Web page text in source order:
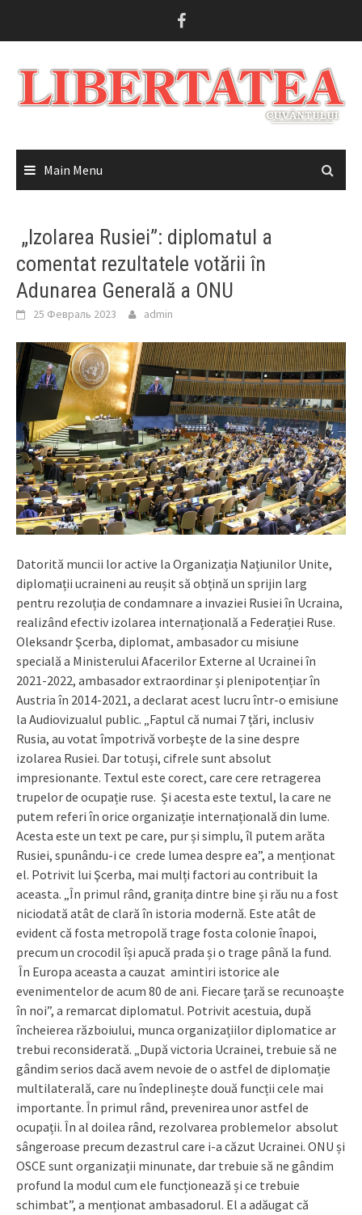
Main Menu
„Izolarea Rusiei”: diplomatul a
comentat rezultatele votării în
Adunarea Generală a ONU
25 Февраль 2023 admin
Datorită muncii lor active la Organizația Națiunilor Unite,
diplomații ucraineni au reușit să obțină un sprijin larg
pentru rezoluția de condamnare a invaziei Rusiei în Ucraina,
realizând efectiv izolarea internațională a Federației Ruse.
Oleksandr Şcerba, diplomat, ambasador cu misiune
specială a Ministerului Afacerilor Externe al Ucrainei în
2021-2022, ambasador extraordinar și plenipotențiar în
Austria în 2014-2021, a declarat acest lucru într-o emisiune
la Audiovizualul public. „Faptul că numai 7 țări, inclusiv
Rusia, au votat împotrivă vorbeşte de la sine despre
izolarea Rusiei. Dar totuși, cifrele sunt absolut
impresionante. Textul este corect, care cere retragerea
trupelor de ocupație ruse. Și acesta este textul, la care ne
putem referi în orice organizație internațională din lume.
Acesta este un text pe care, pur și simplu, îl putem arăta
Rusiei, spunându-i ce crede lumea despre ea”, a menționat
el. Potrivit lui Şcerba, mai mulți factori au contribuit la
aceasta. „În primul rând, granița dintre bine și rău nu a fost
niciodată atât de clară în istoria modernă. Este atât de
evident că fosta metropolă trage fosta colonie înapoi,
precum un crocodil își apucă prada și o trage până la fund.
În Europa aceasta a cauzat amintiri istorice ale
evenimentelor de acum 80 de ani. Fiecare țară se recunoaște
în noi”, a remarcat diplomatul. Potrivit acestuia, după
încheierea războiului, munca organizațiilor diplomatice ar
trebui reconsiderată. „După victoria Ucrainei, trebuie să ne
gândim serios dacă avem nevoie de o astfel de diplomație
multilaterală, care nu îndeplinește două funcții cele mai
importante. În primul rând, prevenirea unor astfel de
ocupații. În al doilea rând, rezolvarea problemelor absolut
sângeroase precum dezastrul care i-a căzut Ucrainei. ONU și
OSCE sunt organizații minunate, dar trebuie să ne gândim
profund la modul cum ele funcționează și ce trebuie
schimbat”, a menționat ambasadorul. El a adăugat că